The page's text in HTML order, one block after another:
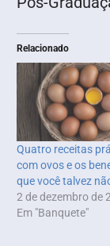
Relacionado
Quatro receitas
com ovos e os
que você talvez
2 de dezembro de
Em "Banquete"